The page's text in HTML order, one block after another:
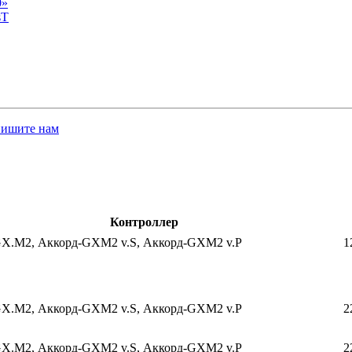
нам
Контроллер
Аккорд-GXM2 v.S, Аккорд-GXM2 v.P
Аккорд-GXM2 v.S, Аккорд-GXM2 v.P
Аккорд-GXM2 v.S, Аккорд-GXM2 v.P